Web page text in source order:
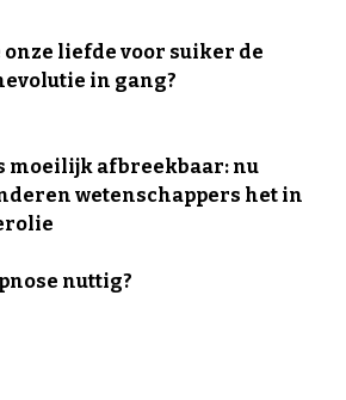
onze liefde voor suiker de
in gang?
moeilijk afbreekbaar: nu
wetenschappers het in
nuttig?